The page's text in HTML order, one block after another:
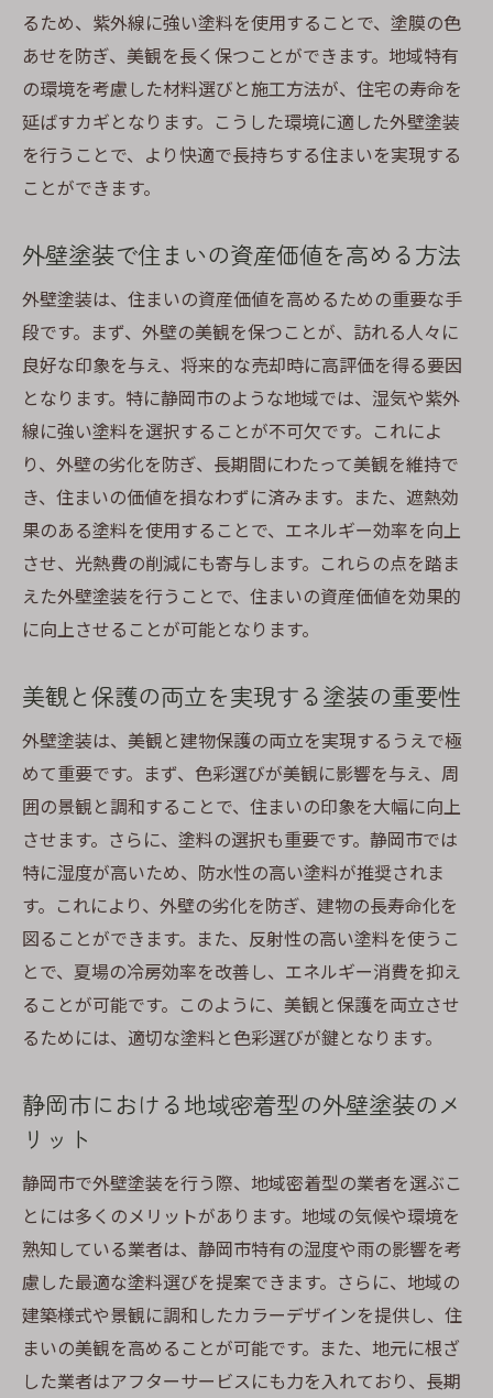
色選びで住まいに与える第一印象を変える
静岡市の風景に調和する色選びの秘訣
配色センスが住まいの印象を左右する理由
光の加減と色の見え方の関係
住まいの雰囲気を変える色の心理的効果
静岡市で実践された外壁塗装の成功事例とその
効果
実際の施工例から学ぶ外壁塗装の成功要因
静岡市の住宅で採用された最新技術の紹介
実例に見る色選びとその効果
成功事例から学ぶ塗料の選び方
施工後の住まいの変化と住民の声
地域に根ざした塗装プランの実例
長持ちする外壁を実現するための塗装メンテナ
ンスのポイント
定期的なメンテナンスがもたらす耐久性の
静岡市の気候に合わせたメンテナンス計画
メンテナンス時に確認すべきチェックポイ
ント
塗り替え時期を見極めるサイン
自分でできる簡単メンテナンス方法
プロに依頼するメンテナンスのメリット
静岡市の外壁塗装で知っておくべき最新トレン
ド
静岡市で注目されている最新の塗装技術
環境配慮型の外壁塗装が増えている理由
塗料メーカーが注力する新素材とその特性
リノベーション市場での塗装トレンドの変
外壁塗装を成功に導くための信頼できる業者選
びのコツ
業者選びで失敗しないための見極めポイン
ト
るため、紫外線に強い塗料を使用することで、塗膜の色
あせを防ぎ、美観を長く保つことができます。地域特有
の環境を考慮した材料選びと施工方法が、住宅の寿命を
延ばすカギとなります。こうした環境に適した外壁塗装
を行うことで、より快適で長持ちする住まいを実現する
ことができます。
外壁塗装で住まいの資産価値を高める方法
外壁塗装は、住まいの資産価値を高めるための重要な手
段です。まず、外壁の美観を保つことが、訪れる人々に
良好な印象を与え、将来的な売却時に高評価を得る要因
となります。特に静岡市のような地域では、湿気や紫外
線に強い塗料を選択することが不可欠です。これによ
り、外壁の劣化を防ぎ、長期間にわたって美観を維持で
き、住まいの価値を損なわずに済みます。また、遮熱効
果のある塗料を使用することで、エネルギー効率を向上
させ、光熱費の削減にも寄与します。これらの点を踏ま
えた外壁塗装を行うことで、住まいの資産価値を効果的
に向上させることが可能となります。
美観と保護の両立を実現する塗装の重要性
外壁塗装は、美観と建物保護の両立を実現するうえで極
めて重要です。まず、色彩選びが美観に影響を与え、周
囲の景観と調和することで、住まいの印象を大幅に向上
させます。さらに、塗料の選択も重要です。静岡市では
特に湿度が高いため、防水性の高い塗料が推奨されま
す。これにより、外壁の劣化を防ぎ、建物の長寿命化を
図ることができます。また、反射性の高い塗料を使うこ
とで、夏場の冷房効率を改善し、エネルギー消費を抑え
ることが可能です。このように、美観と保護を両立させ
るためには、適切な塗料と色彩選びが鍵となります。
静岡市における地域密着型の外壁塗装のメ
リット
静岡市で外壁塗装を行う際、地域密着型の業者を選ぶこ
とには多くのメリットがあります。地域の気候や環境を
熟知している業者は、静岡市特有の湿度や雨の影響を考
慮した最適な塗料選びを提案できます。さらに、地域の
建築様式や景観に調和したカラーデザインを提供し、住
まいの美観を高めることが可能です。また、地元に根ざ
した業者はアフターサービスにも力を入れており、長期